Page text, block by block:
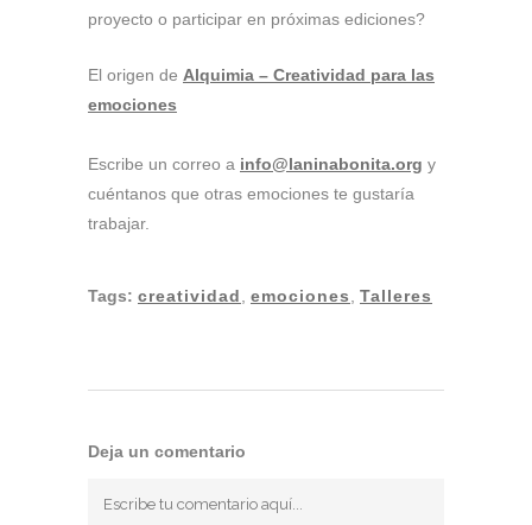
proyecto o participar en próximas ediciones?
El origen de Alquimia – Creatividad para las
emociones
Escribe un correo a info@laninabonita.org y
cuéntanos que otras emociones te gustaría
trabajar.
Tags: creatividad emociones Talleres
Deja un comentario